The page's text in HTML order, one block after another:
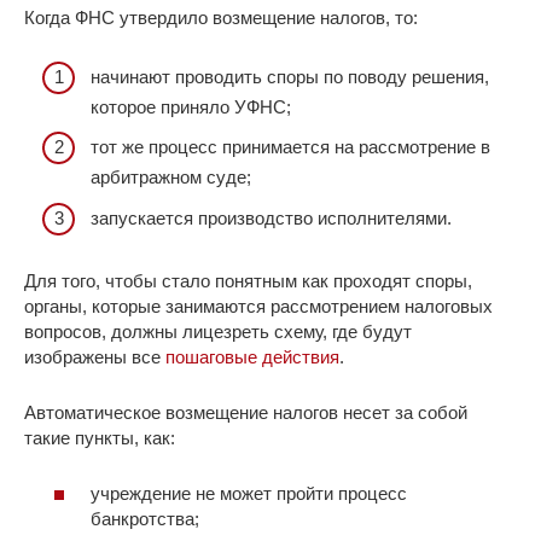
Когда ФНС утвердило возмещение налогов, то:
начинают проводить споры по поводу решения,
которое приняло УФНС;
тот же процесс принимается на рассмотрение в
арбитражном суде;
запускается производство исполнителями.
Для того, чтобы стало понятным как проходят споры,
органы, которые занимаются рассмотрением налоговых
вопросов, должны лицезреть схему, где будут
изображены все пошаговые действия.
Автоматическое возмещение налогов несет за собой
такие пункты, как:
учреждение не может пройти процесс
банкротства;